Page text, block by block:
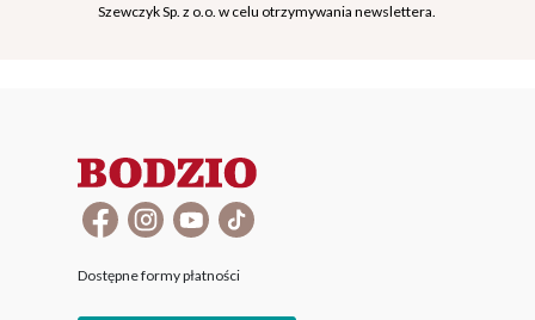
Szewczyk Sp. z o.o. w celu otrzymywania newslettera.
Dostępne formy płatności